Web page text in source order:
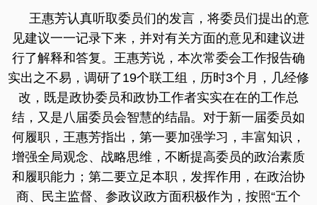
王惠芳认真听取委员们的发言，将委员们提出的意
见建议一一记录下来，并对有关方面的意见和建议进
行了解释和答复。王惠芳说，本次常委会工作报告确
实出之不易，调研了19个联工组，历时3个月，几经修
改，既是政协委员和政协工作者实实在在的工作总
结，又是八届委员会智慧的结晶。对于新一届委员如
何履职，王惠芳指出，第一要加强学习，丰富知识，
增强全局观念、战略思维，不断提高委员的政治素质
和履职能力；第二要立足本职，发挥作用，在政治协
商、民主监督、参政议政方面积极作为，按照“五个